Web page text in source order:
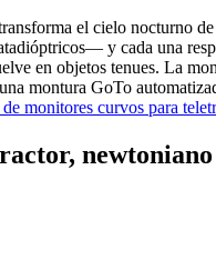
el cielo nocturno
y cada una
en objetos tenues. La
montura GoTo
monitores curvos para